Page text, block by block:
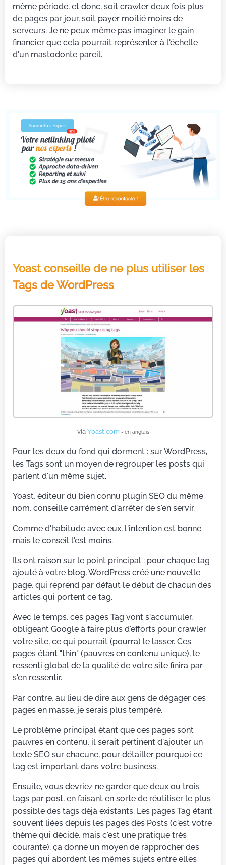
même période, et donc, soit crawler deux fois plus
de pages par jour, soit payer moitié moins de
serveurs. Je ne peux même pas imaginer le gain
financier que cela pourrait représenter à l'échelle
d'un mastodonte pareil.
Yoast conseille de ne plus utiliser les
Tags de WordPress
via Yoast.com - en anglais
Pour les deux du fond qui dorment : sur WordPress,
les Tags sont un moyen de regrouper les posts qui
parlent d'un même sujet.
Yoast, éditeur du bien connu plugin SEO du même
nom, conseille carrément d'arrêter de s'en servir.
Comme d'habitude avec eux, l'intention est bonne
mais le conseil l'est moins.
Ils ont raison sur le point principal : pour chaque tag
ajouté à votre blog, WordPress créé une nouvelle
page, qui reprend par défaut le début de chacun des
articles qui portent ce tag.
Avec le temps, ces pages Tag vont s'accumuler,
obligeant Google à faire plus d'efforts pour crawler
votre site, ce qui pourrait (pourra) le lasser. Ces
pages étant "thin" (pauvres en contenu unique), le
ressenti global de la qualité de votre site finira par
s'en ressentir.
Par contre, au lieu de dire aux gens de dégager ces
pages en masse, je serais plus tempéré.
Le problème principal étant que ces pages sont
pauvres en contenu, il serait pertinent d'ajouter un
texte SEO sur chacune, pour détailler pourquoi ce
tag est important dans votre business.
Ensuite, vous devriez ne garder que deux ou trois
tags par post, en faisant en sorte de réutiliser le plus
possible des tags déjà existants. Les pages Tag étant
souvent liées depuis les pages des Posts (c'est votre
thème qui décidé, mais c'est une pratique très
courante), ça donne un moyen de rapprocher des
pages qui abordent les mêmes sujets entre elles